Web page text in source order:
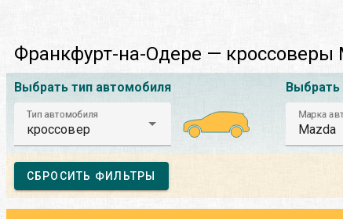
Франкфурт-на-Одере — кроссоверы
Выбрать тип автомобиля
Тип автомобиля
кроссовер
Выбрать
Марка
Mazda
СБРОСИТЬ ФИЛЬТРЫ